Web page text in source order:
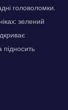
головоломки.
зелений
підносить